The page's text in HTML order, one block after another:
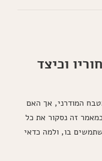
וכיצד
המודרני, אך האם
זה נסקור את כל
בו, ולמה כדאי